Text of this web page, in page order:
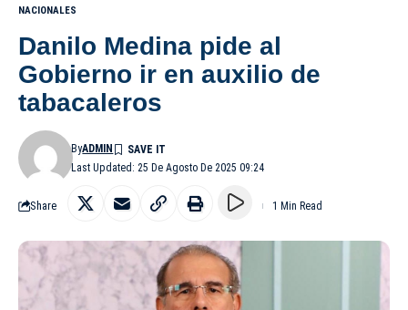
NACIONALES
Danilo Medina pide al
Gobierno ir en auxilio de
tabacaleros
Last Updated: 25 De Agosto De 2025 09:24
ByADMIN
Share 1 Min Read